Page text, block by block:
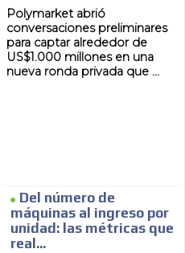
Polymarket abrió
conversaciones preliminares
para captar alrededor de
US$1.000 millones en una
nueva ronda privada que ...
Del número de
máquinas al ingreso por
unidad: las métricas que
real...